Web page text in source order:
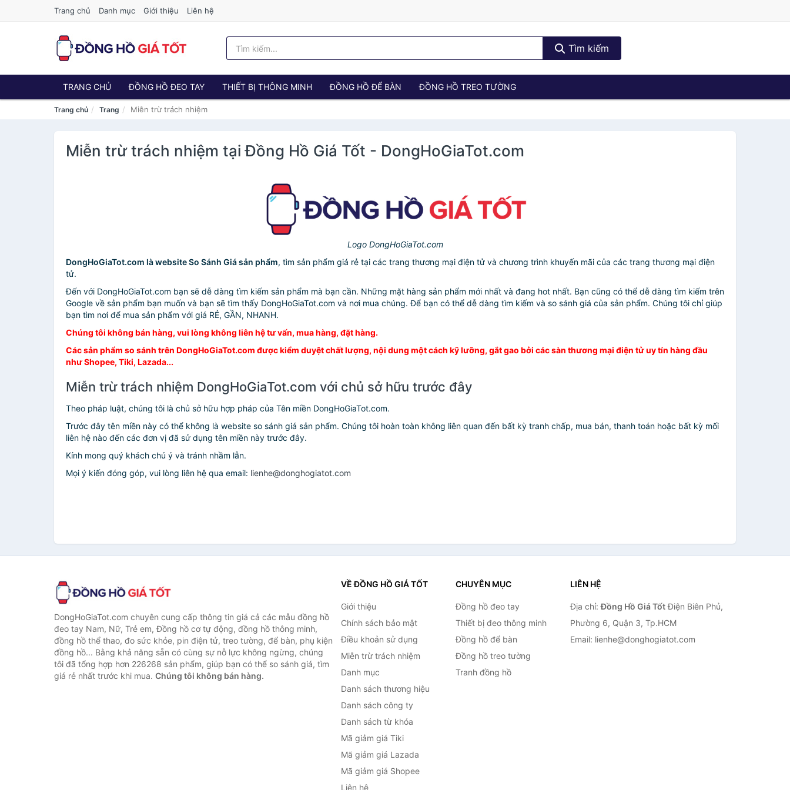
Trang chủ Danh mục Giới thiệu Liên hệ
Tìm kiếm
TRANG CHỦ ĐỒNG HỒ ĐEO TAY THIẾT BỊ THÔNG MINH ĐỒNG HỒ ĐỂ BÀN ĐỒNG HỒ TREO TƯỜNG
Trang chủ Trang Miễn trừ trách nhiệm
Miễn trừ trách nhiệm tại Đồng Hồ Giá Tốt - DongHoGiaTot.com
Logo DongHoGiaTot.com
DongHoGiaTot.com là website So Sánh Giá sản phẩm, tìm sản phẩm giá rẻ tại các trang thương mại điện tử và chương trình khuyến mãi của các trang thương mại điện
tử.
Đến với DongHoGiaTot.com bạn sẽ dễ dàng tìm kiếm sản phẩm mà bạn cần. Những mặt hàng sản phẩm mới nhất và đang hot nhất. Bạn cũng có thể dễ dàng tìm kiếm trên
Google về sản phẩm bạn muốn và bạn sẽ tìm thấy DongHoGiaTot.com và nơi mua chúng. Để bạn có thể dễ dàng tìm kiếm và so sánh giá của sản phẩm. Chúng tôi chỉ giúp
bạn tìm nơi để mua sản phẩm với giá RẺ, GẦN, NHANH.
Chúng tôi không bán hàng, vui lòng không liên hệ tư vấn, mua hàng, đặt hàng.
Các sản phẩm so sánh trên DongHoGiaTot.com được kiểm duyệt chất lượng, nội dung một cách kỹ lưỡng, gắt gao bởi các sàn thương mại điện tử uy tín hàng đầu
như Shopee, Tiki, Lazada...
Miễn trừ trách nhiệm DongHoGiaTot.com với chủ sở hữu trước đây
Theo pháp luật, chúng tôi là chủ sở hữu hợp pháp của Tên miền DongHoGiaTot.com.
Trước đây tên miền này có thể không là website so sánh giá sản phẩm. Chúng tôi hoàn toàn không liên quan đến bất kỳ tranh chấp, mua bán, thanh toán hoặc bất kỳ mối
liên hệ nào đến các đơn vị đã sử dụng tên miền này trước đây.
Kính mong quý khách chú ý và tránh nhầm lẫn.
Mọi ý kiến đóng góp, vui lòng liên hệ qua email: lienhe@donghogiatot.com
DongHoGiaTot.com chuyên cung cấp thông tin giá cả các mẫu đồng hồ
đeo tay Nam, Nữ, Trẻ em, Đồng hồ cơ tự động, đồng hồ thông minh,
đồng hồ thể thao, đo sức khỏe, pin điện tử, treo tường, để bàn, phụ kiện
đồng hồ... Bằng khả năng sẵn có cùng sự nỗ lực không ngừng, chúng
tôi đã tổng hợp hơn 226268 sản phẩm, giúp bạn có thể so sánh giá, tìm
giá rẻ nhất trước khi mua. Chúng tôi không bán hàng.
VỀ ĐỒNG HỒ GIÁ TỐT
Giới thiệu
Chính sách bảo mật
Điều khoản sử dụng
Miễn trừ trách nhiệm
Danh mục
Danh sách thương hiệu
Danh sách công ty
Danh sách từ khóa
Mã giảm giá Tiki
Mã giảm giá Lazada
Mã giảm giá Shopee
Liên hệ
CHUYÊN MỤC
Đồng hồ đeo tay
Thiết bị đeo thông minh
Đồng hồ để bàn
Đồng hồ treo tường
Tranh đồng hồ
LIÊN HỆ
Địa chỉ:Đồng Hồ Giá TốtĐiện Biên Phủ,
Phường 6, Quận 3, Tp.HCM
Email: lienhe@donghogiatot.com